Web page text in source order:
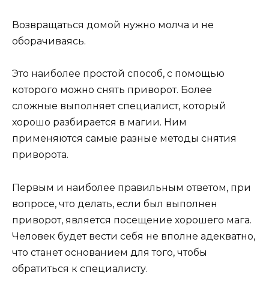
Возвращаться домой нужно молча и не
оборачиваясь.
Это наиболее простой способ, с помощью
которого можно снять приворот. Более
сложные выполняет специалист, который
хорошо разбирается в магии. Ним
применяются самые разные методы снятия
приворота.
Первым и наиболее правильным ответом, при
вопросе, что делать, если был выполнен
приворот, является посещение хорошего мага.
Человек будет вести себя не вполне адекватно,
что станет основанием для того, чтобы
обратиться к специалисту.